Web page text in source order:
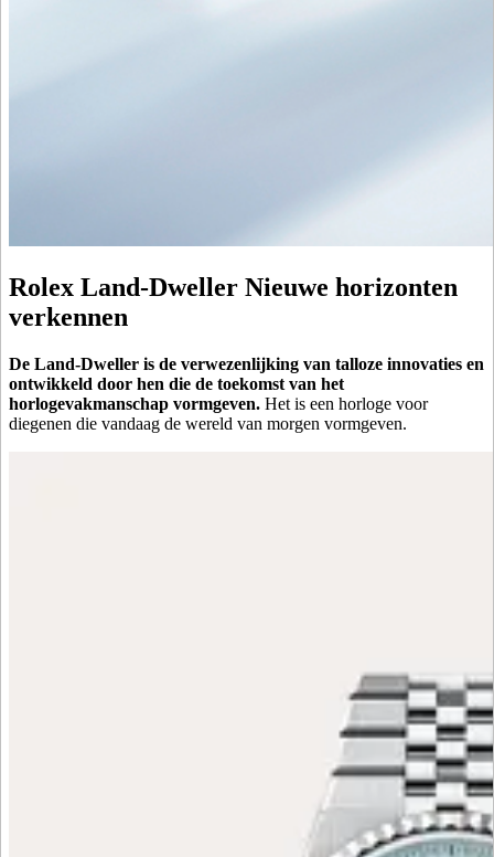
Rolex Land-Dweller Nieuwe horizonten
verkennen
De Land-Dweller is de verwezenlijking van talloze innovaties en
ontwikkeld door hen die de toekomst van het
horlogevakmanschap vormgeven. Het is een horloge voor
diegenen die vandaag de wereld van morgen vormgeven.